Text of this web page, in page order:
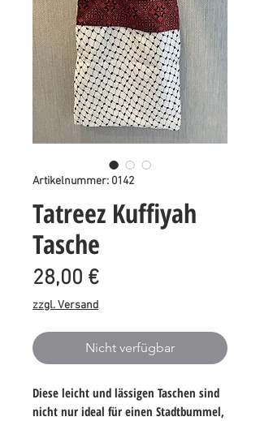
Artikelnummer: 0142
Tatreez Kuffiyah
Tasche
28,00 €Preis
zzgl. Versand
Nicht verfügbar
Diese leicht und lässigen Taschen sind
nicht nur ideal für einen Stadtbummel,